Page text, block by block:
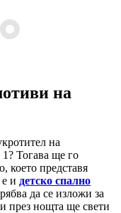
на
на
Тогава ще го
което представя
е и детско спално
да се изложи за
през нощта ще свети